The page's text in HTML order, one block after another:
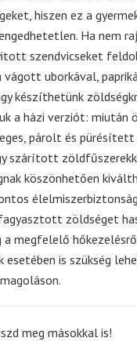
hiszen ez a
Ha nem
szendvicseket
vágott uborkával,
készíthetünk
a házi verziót: miután
párolt és pürésített
szárított
köszönhetően
zöldséget
a megfelelő
is szükség
meg másokkal is!